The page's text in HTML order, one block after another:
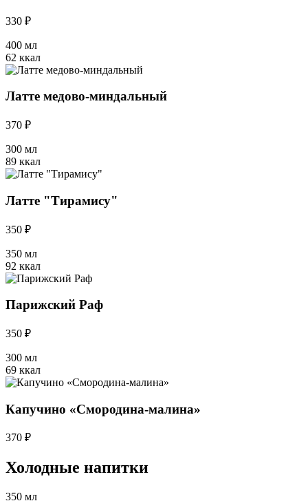
330 ₽
400 мл
62 ккал
Латте медово-миндальный
370 ₽
300 мл
89 ккал
Латте "Тирамису"
350 ₽
350 мл
92 ккал
Парижский Раф
350 ₽
300 мл
69 ккал
Капучино «Смородина-малина»
370 ₽
Холодные напитки
350 мл